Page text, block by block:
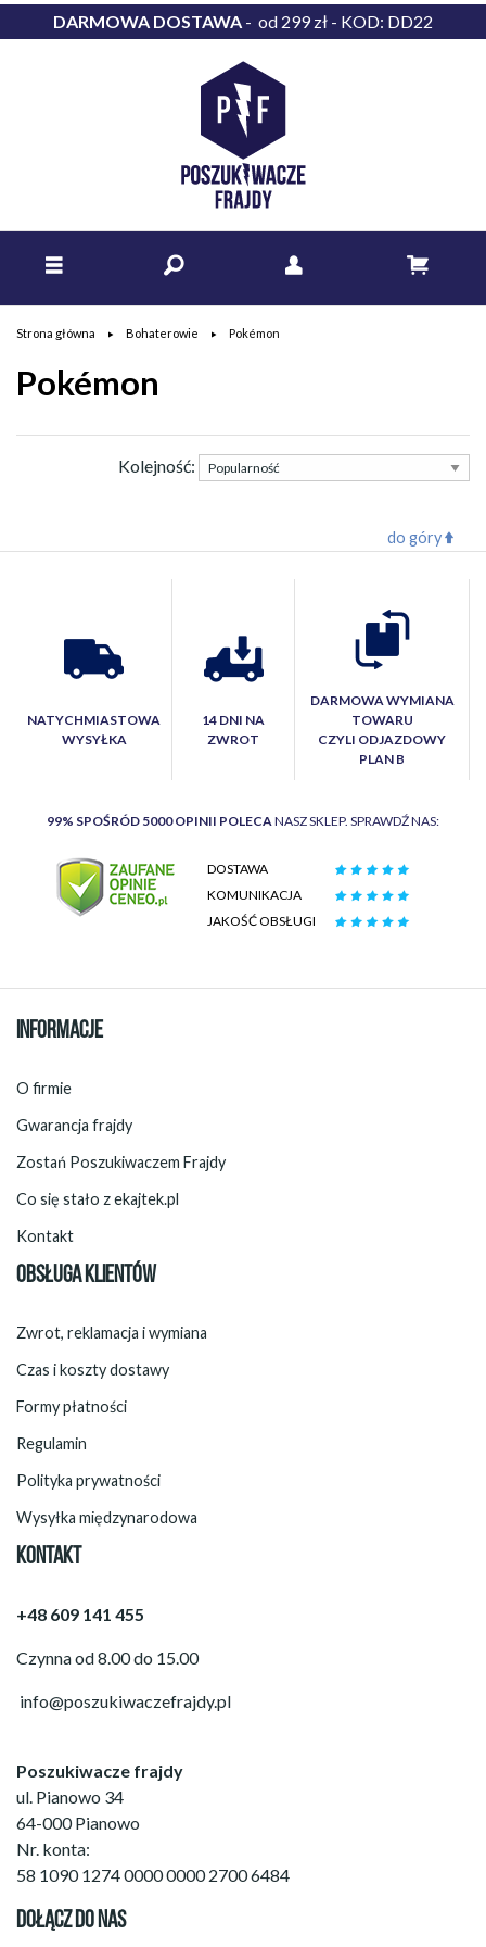
DARMOWA DOSTAWA - od 299 zł - KOD: DD22
Strona główna Bohaterowie Pokémon
Pokémon
Kolejność:
do góry
NATYCHMIASTOWA
WYSYŁKA
14 DNI NA
ZWROT
DARMOWA WYMIANA
TOWARU
CZYLI ODJAZDOWY
PLAN B
99% SPOŚRÓD 5000 OPINII POLECANASZ SKLEP. SPRAWDŹ NAS:
DOSTAWA
KOMUNIKACJA
JAKOŚĆ OBSŁUGI
INFORMACJE
O firmie
Gwarancja frajdy
Zostań Poszukiwaczem Frajdy
Co się stało z ekajtek.pl
Kontakt
OBSŁUGA KLIENTÓW
Zwrot, reklamacja i wymiana
Czas i koszty dostawy
Formy płatności
Regulamin
Polityka prywatności
Wysyłka międzynarodowa
KONTAKT
+48 609 141 455
Czynna od 8.00 do 15.00
info@poszukiwaczefrajdy.pl
Poszukiwacze frajdy
ul. Pianowo 34
64-000 Pianowo
Nr. konta:
58 1090 1274 0000 0000 2700 6484
DOŁĄCZ DO NAS